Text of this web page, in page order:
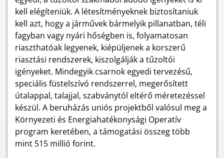
kell elégíteniük. A létesítményeknek biztosítaniuk
kell azt, hogy a járművek bármelyik pillanatban, téli
fagyban vagy nyári hőségben is, folyamatosan
riaszthatóak legyenek, kiépüljenek a korszerű
riasztási rendszerek, kiszolgálják a tűzoltói
igényeket. Mindegyik csarnok egyedi tervezésű,
speciális füstelszívó rendszerrel, megerősített
útalappal, talajjal, szabványtól eltérő méretezéssel
készül. A beruházás uniós projektből valósul meg a
Környezeti és Energiahatékonysági Operatív
program keretében, a támogatási összeg több
mint 515 millió forint.